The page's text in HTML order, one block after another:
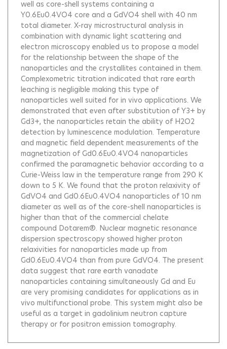
well as core-shell systems containing a
Y0.6Eu0.4VO4 core and a GdVO4 shell with 40 nm
total diameter. X-ray microstructural analysis in
combination with dynamic light scattering and
electron microscopy enabled us to propose a model
for the relationship between the shape of the
nanoparticles and the crystallites contained in them.
Complexometric titration indicated that rare earth
leaching is negligible making this type of
nanoparticles well suited for in vivo applications. We
demonstrated that even after substitution of Y3+ by
Gd3+, the nanoparticles retain the ability of H2O2
detection by luminescence modulation. Temperature
and magnetic field dependent measurements of the
magnetization of Gd0.6Eu0.4VO4 nanoparticles
confirmed the paramagnetic behavior according to a
Curie-Weiss law in the temperature range from 290 K
down to 5 K. We found that the proton relaxivity of
GdVO4 and Gd0.6Eu0.4VO4 nanoparticles of 10 nm
diameter as well as of the core-shell nanoparticles is
higher than that of the commercial chelate
compound Dotarem®. Nuclear magnetic resonance
dispersion spectroscopy showed higher proton
relaxivities for nanoparticles made up from
Gd0.6Eu0.4VO4 than from pure GdVO4. The present
data suggest that rare earth vanadate
nanoparticles containing simultaneously Gd and Eu
are very promising candidates for applications as in
vivo multifunctional probe. This system might also be
useful as a target in gadolinium neutron capture
therapy or for positron emission tomography.